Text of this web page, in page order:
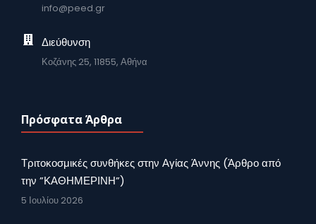
info@peed.gr
Διεύθυνση
Κοζάνης 25, 11855, Αθήνα
Πρόσφατα Άρθρα
Τριτοκοσμικές συνθήκες στην Αγίας Άννης (Άρθρο από
την ”ΚΑΘΗΜΕΡΙΝΗ”)
5 Ιουλίου 2026